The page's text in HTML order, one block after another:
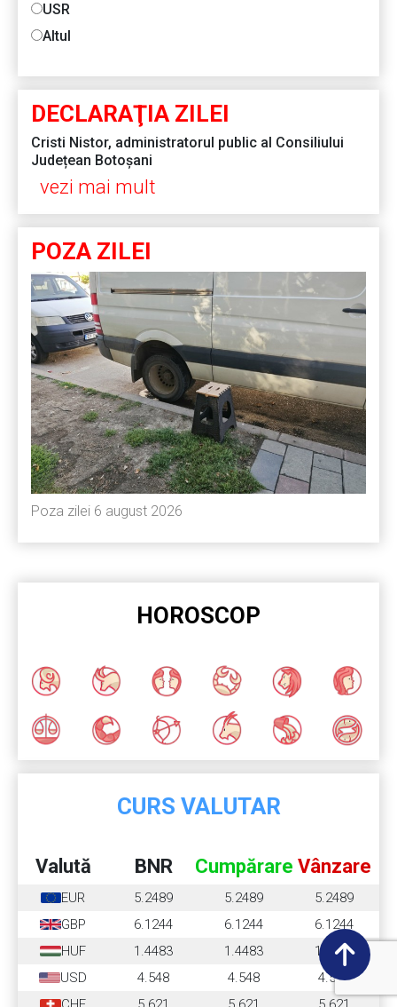
USR
Altul
DECLARAŢIA ZILEI
Cristi Nistor, administratorul public al Consiliului
Județean Botoșani
vezi mai mult
POZA ZILEI
Poza zilei 6 august 2026
HOROSCOP
CURS VALUTAR
Valută BNR Cumpărare Vânzare
EUR 5.2489 5.2489
5.2489
GBP
6.1244 6.1244
6.1244
HUF
1.4483 1.4483
1.4483
USD
4.548 4.548
4.548